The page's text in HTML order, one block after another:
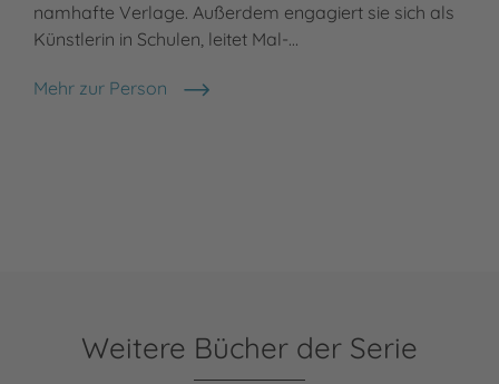
namhafte Verlage. Außerdem engagiert sie sich als
Künstlerin in Schulen, leitet Mal-…
Mehr zur Person
Mechthild Weiling-Bäcker
Weitere Bücher der Serie